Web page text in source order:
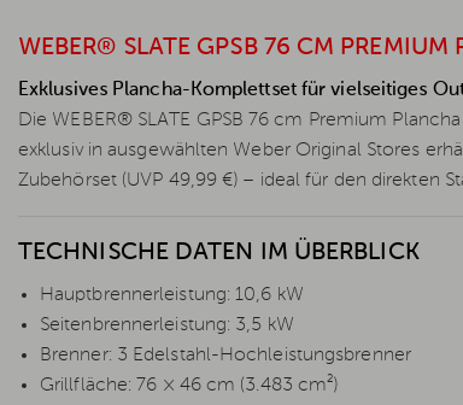
WEBER® SLATE GPSB 76 CM
Exklusives Plancha-Komplettset für vielseitiges
Die WEBER® SLATE GPSB 76 cm Premium
exklusiv in ausgewählten Weber Original Stores
Zubehörset (UVP 49,99 €) – ideal für den direkten
TECHNISCHE DATEN IM ÜBERBLICK
Hauptbrennerleistung: 10,6 kW
Seitenbrennerleistung: 3,5 kW
Brenner: 3 Edelstahl-Hochleistungsbrenner
Grillfläche: 76 × 46 cm (3.483 cm²)